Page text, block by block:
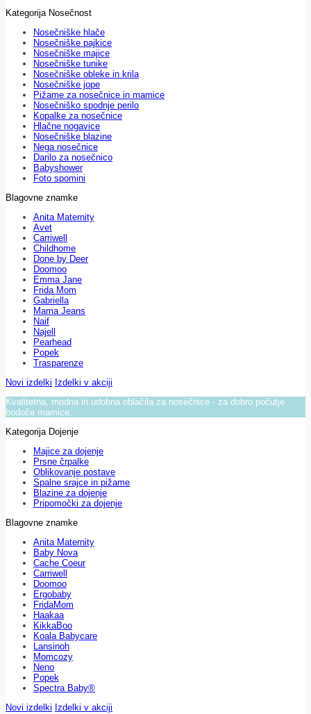
Kategorija Nosečnost
Nosečniške hlače
Nosečniške pajkice
Nosečniške majice
Nosečniške tunike
Nosečniške obleke in krila
Nosečniške jope
Pižame za nosečnice in mamice
Nosečniško spodnje perilo
Kopalke za nosečnice
Hlačne nogavice
Nosečniške blazine
Nega nosečnice
Darilo za nosečnico
Babyshower
Foto spomini
Blagovne znamke
Anita Maternity
Avet
Carriwell
Childhome
Done by Deer
Doomoo
Emma Jane
Frida Mom
Gabriella
Mama Jeans
Naif
Najell
Pearhead
Popek
Trasparenze
Novi izdelki Izdelki v akciji
Kvalitetna, modna in udobna oblačila za nosečnice - za dobro počutje
bodoče mamice.
Kategorija Dojenje
Majice za dojenje
Prsne črpalke
Oblikovanje postave
Spalne srajce in pižame
Blazine za dojenje
Pripomočki za dojenje
Blagovne znamke
Anita Maternity
Baby Nova
Cache Coeur
Carriwell
Doomoo
Ergobaby
FridaMom
Haakaa
KikkaBoo
Koala Babycare
Lansinoh
Momcozy
Neno
Popek
Spectra Baby®
Novi izdelki Izdelki v akciji